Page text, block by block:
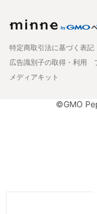
特定商取引法に基づく表記
広告識別子の取得・利用
メディアキット
©GMO